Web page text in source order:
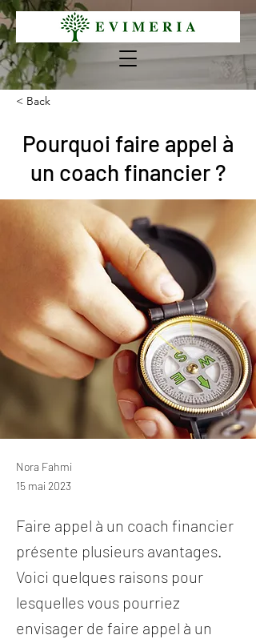
< Back
Pourquoi faire appel à
un coach financier ?
Nora Fahmi
15 mai 2023
Faire appel à un coach financier
présente plusieurs avantages.
Voici quelques raisons pour
lesquelles vous pourriez
envisager de faire appel à un